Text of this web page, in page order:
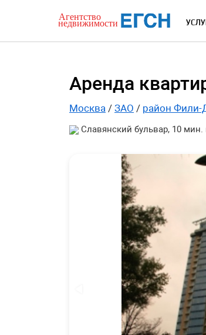
Аренда
Москва / ЗАО / район
Славянский бульвар, 10